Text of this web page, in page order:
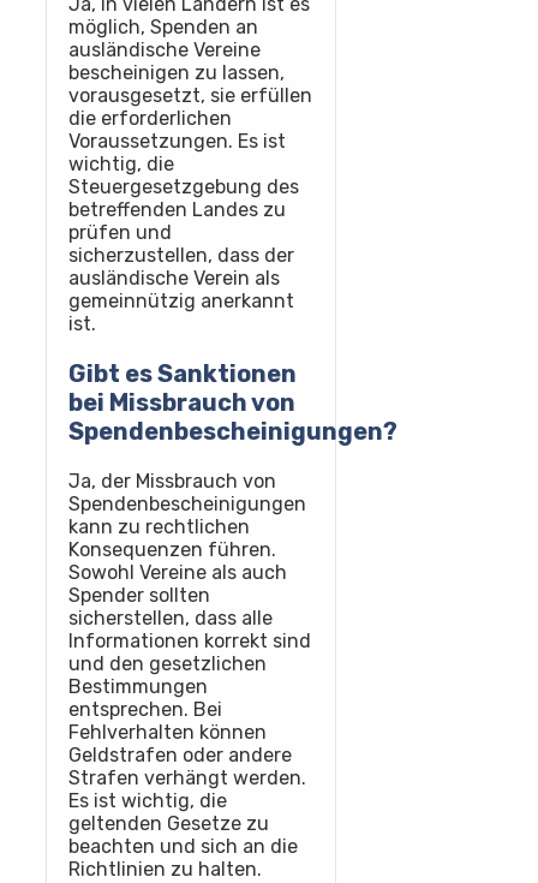
Ja, in vielen Ländern ist es
möglich, Spenden an
ausländische Vereine
bescheinigen zu lassen,
vorausgesetzt, sie erfüllen
die erforderlichen
Voraussetzungen. Es ist
wichtig, die
Steuergesetzgebung des
betreffenden Landes zu
prüfen und
sicherzustellen, dass der
ausländische Verein als
gemeinnützig anerkannt
ist.
Gibt es Sanktionen
bei Missbrauch von
Spendenbescheinigungen?
Ja, der Missbrauch von
Spendenbescheinigungen
kann zu rechtlichen
Konsequenzen führen.
Sowohl Vereine als auch
Spender sollten
sicherstellen, dass alle
Informationen korrekt sind
und den gesetzlichen
Bestimmungen
entsprechen. Bei
Fehlverhalten können
Geldstrafen oder andere
Strafen verhängt werden.
Es ist wichtig, die
geltenden Gesetze zu
beachten und sich an die
Richtlinien zu halten.